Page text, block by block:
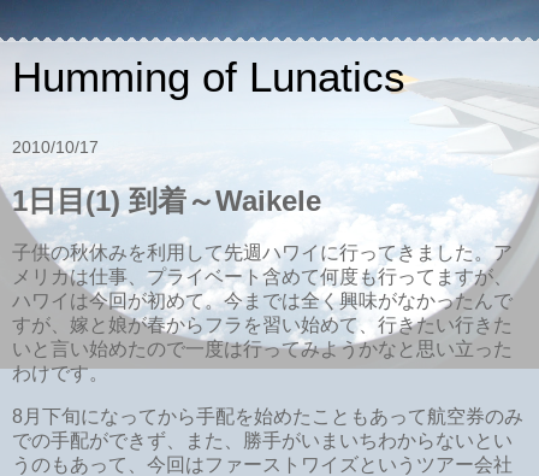
Humming of Lunatics
2010/10/17
1日目(1) 到着～Waikele
子供の秋休みを利用して先週ハワイに行ってきました。ア
メリカは仕事、プライベート含めて何度も行ってますが、
ハワイは今回が初めて。今までは全く興味がなかったんで
すが、嫁と娘が春からフラを習い始めて、行きたい行きた
いと言い始めたので一度は行ってみようかなと思い立った
わけです。
8月下旬になってから手配を始めたこともあって航空券のみ
での手配ができず、また、勝手がいまいちわからないとい
うのもあって、今回はファーストワイズというツアー会社